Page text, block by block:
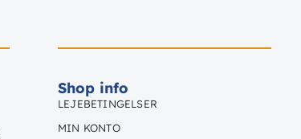
Shop info
LEJEBETINGELSER
MIN KONTO